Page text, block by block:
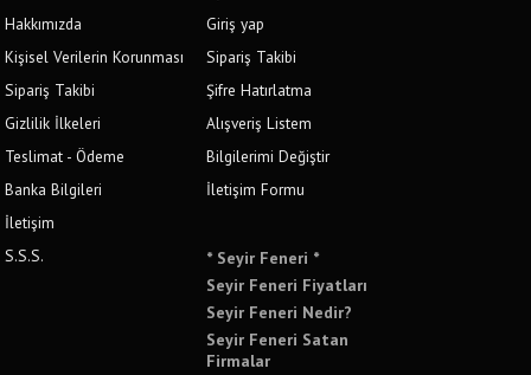
Hakkımızda
Kişisel Verilerin Korunması
Sipariş Takibi
Gizlilik İlkeleri
Teslimat - Ödeme
Banka Bilgileri
İletişim
S.S.S.
Giriş yap
Sipariş Takibi
Şifre Hatırlatma
Alışveriş Listem
Bilgilerimi Değiştir
İletişim Formu
* Seyir Feneri *
Seyir Feneri Fiyatları
Seyir Feneri Nedir?
Seyir Feneri Satan
Firmalar